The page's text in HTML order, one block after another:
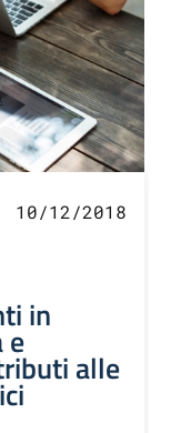
10/12/2018
in
e
alle